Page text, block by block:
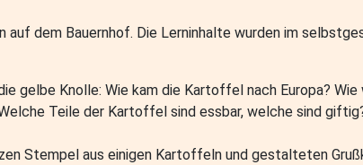
auf dem Bauernhof. Die Lerninhalte wurden im
gelbe Knolle: Wie kam die Kartoffel nach Europa? Wie
Teile der Kartoffel sind essbar, welche sind
Stempel aus einigen Kartoffeln und gestalteten